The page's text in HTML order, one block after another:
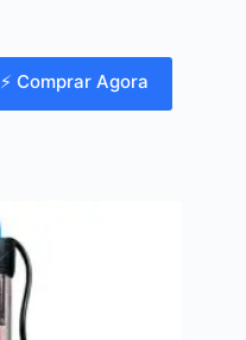
⚡ Comprar Agora